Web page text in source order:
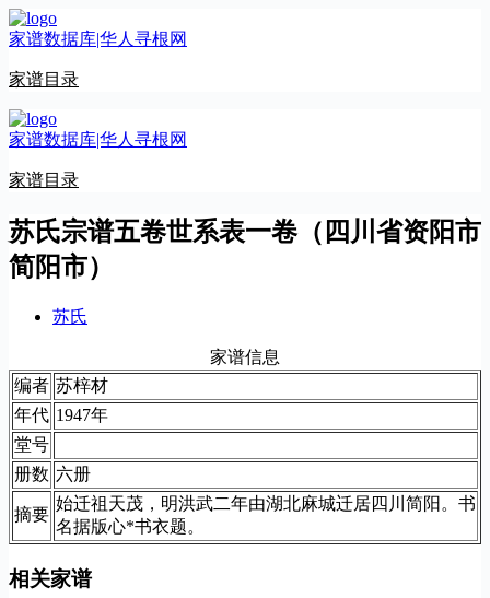
跳
至
容
家谱数据库|华人寻根网
家谱目录
家谱数据库|华人寻根网
家谱目录
苏氏宗谱五卷世系表一卷（四川省资阳市
简阳市）
苏氏
家谱信息
编者 苏梓材
年代 1947年
堂号
册数 六册
摘要
始迁祖天茂，明洪武二年由湖北麻城迁居四川简阳。书
名据版心*书衣题。
相关家谱